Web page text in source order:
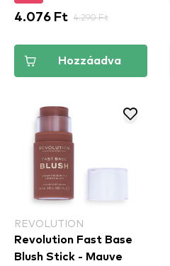
4.076 Ft 4.290 Ft
Hozzáadva
REVOLUTION
Revolution Fast Base
Blush Stick - Mauve